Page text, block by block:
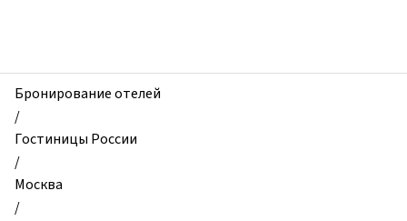
и
квартиры,
Hermes
Aparts
(Хермес
Апартс)
Бронирование отелей
/
Гостиницы России
/
Москва
/